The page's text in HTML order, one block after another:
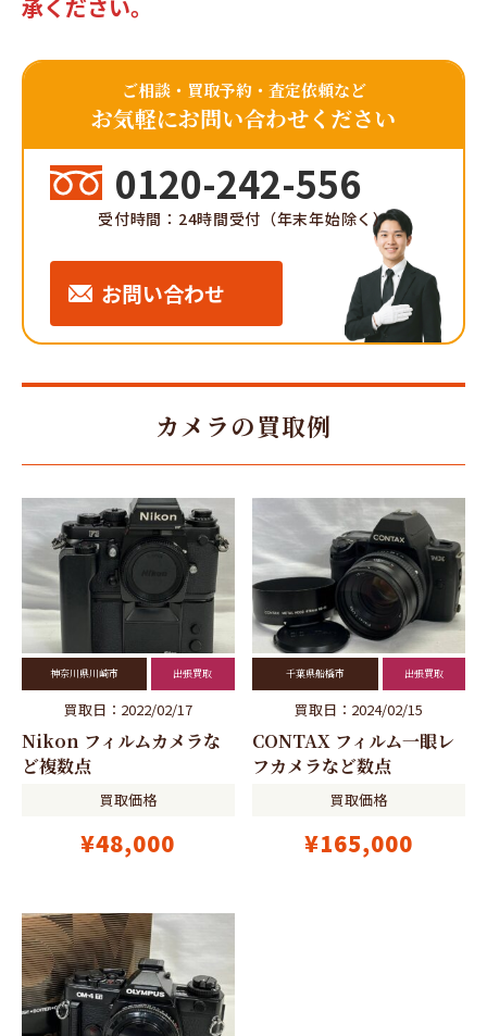
承ください。
ご相談・買取予約・査定依頼など
お気軽にお問い合わせください
0120-242-556
受付時間：24時間受付（年末年始除く）
お問い合わせ
カメラの買取例
神奈川県川崎市 出張買取
買取日：2022/02/17
Nikon フィルムカメラな
ど複数点
買取価格
¥48,000
千葉県船橋市 出張買取
買取日：2024/02/15
CONTAX フィルム一眼レ
フカメラなど数点
買取価格
¥165,000